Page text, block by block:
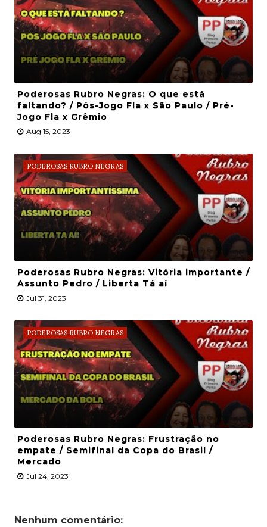
Poderosas Rubro Negras: O que está
faltando? / Pós-Jogo Fla x São Paulo / Pré-
Jogo Fla x Grêmio
Aug 15, 2023
PODEROSAS RUBRO NEGRAS
Poderosas Rubro Negras: Vitória importante /
Assunto Pedro / Liberta Tá aí
Jul 31, 2023
PODEROSAS RUBRO NEGRAS
Poderosas Rubro Negras: Frustração no
empate / Semifinal da Copa do Brasil /
Mercado
Jul 24, 2023
Nenhum comentário: